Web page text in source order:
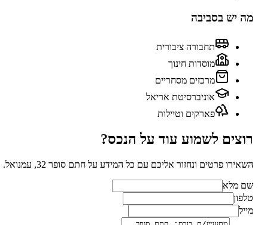
מה יש בסביבה
תחבורה ציבורית
מוסדות חינוך
מרכזים מסחריים
אוניברסיטת אריאל
פארקים וטיילות
רוצים לשמוע עוד על הנכס?
השאירו פרטים ונחזור אליכם עם כל המידע על חתם סופר 32, עמנואל .
שם מלא
טלפון
מייל